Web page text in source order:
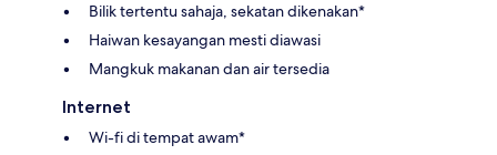
Bilik tertentu sahaja, sekatan dikenakan*
Haiwan kesayangan mesti diawasi
Mangkuk makanan dan air tersedia
Internet
Wi-fi di tempat awam*